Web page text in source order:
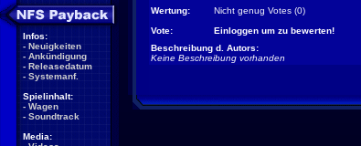
Infos:
- Neuigkeiten
- Ankündigung
- Releasedatum
- Systemanf.
Spielinhalt:
- Wagen
- Soundtrack
Media:
Wertung:
Nicht genug Votes (0)
Vote:
Einloggen um zu bewerten!
Beschreibung d. Autors:
Keine Beschreibung vorhanden